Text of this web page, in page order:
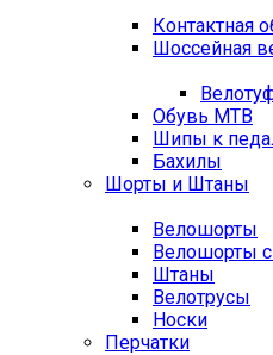
Контактная
Шоссейная
Обувь MTB
Шипы к
Бахилы
Шорты и Штаны
Велошорты
Велошорты
Штаны
Велотрусы
Носки
Перчатки